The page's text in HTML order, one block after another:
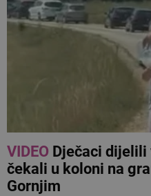
VIDEODječaci dijelili
čekali u koloni na
Gornjim